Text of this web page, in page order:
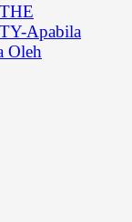
Apabila
Oleh